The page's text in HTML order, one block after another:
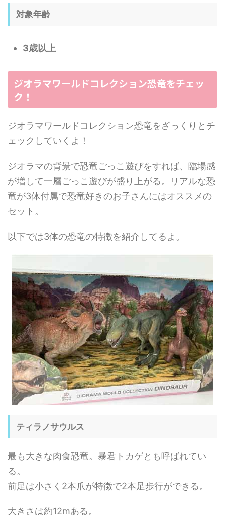
対象年齢
3歳以上
ジオラマワールドコレクション恐竜をチェッ
ク！
ジオラマワールドコレクション恐竜をざっくりとチ
ェックしていくよ！
ジオラマの背景で恐竜ごっこ遊びをすれば、臨場感
が増して一層ごっこ遊びが盛り上がる。リアルな恐
竜が3体付属で恐竜好きのお子さんにはオススメの
セット。
以下では3体の恐竜の特徴を紹介してるよ。
ティラノサウルス
最も大きな肉食恐竜。暴君トカゲとも呼ばれてい
る。
前足は小さく2本爪が特徴で2本足歩行ができる。
大きさは約12mある。